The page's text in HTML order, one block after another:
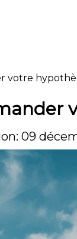
votre
09